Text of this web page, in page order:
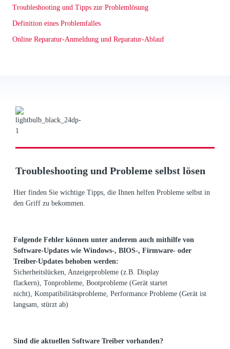
Troubleshooting und Tipps zur Problemlösung
Definition eines Problemfalles
Online Reparatur-Anmeldung und Reparatur-Ablauf
Troubleshooting und Probleme selbst lösen
Hier finden Sie wichtige Tipps, die Ihnen helfen Probleme selbst in
den Griff zu bekommen.
Folgende Fehler können unter anderem auch mithilfe von
Software-Updates wie Windows-, BIOS-, Firmware- oder
Treiber-Updates behoben werden:
Sicherheitslücken, Anzeigeprobleme (z.B. Display
flackern), Tonprobleme, Bootprobleme (Gerät startet
nicht), Kompatibilitätsprobleme, Performance Probleme (Gerät ist
langsam, stürzt ab)
Sind die aktuellen Software Treiber vorhanden?